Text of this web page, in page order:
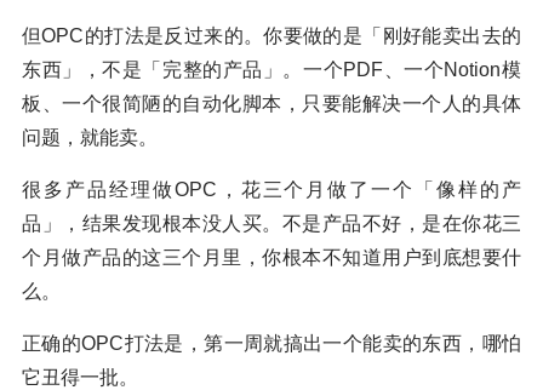
但OPC的打法是反过来的。你要做的是「刚好能卖出去的
东西」，不是「完整的产品」。一个PDF、一个Notion模
板、一个很简陋的自动化脚本，只要能解决一个人的具体
问题，就能卖。
很多产品经理做OPC，花三个月做了一个「像样的产
品」，结果发现根本没人买。不是产品不好，是在你花三
个月做产品的这三个月里，你根本不知道用户到底想要什
么。
正确的OPC打法是，第一周就搞出一个能卖的东西，哪怕
它丑得一批。